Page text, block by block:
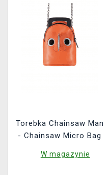
Torebka Chainsaw Man
- Chainsaw Micro Bag
W magazynie